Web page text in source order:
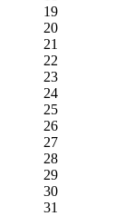
19
20
21
22
23
24
25
26
27
28
29
30
31